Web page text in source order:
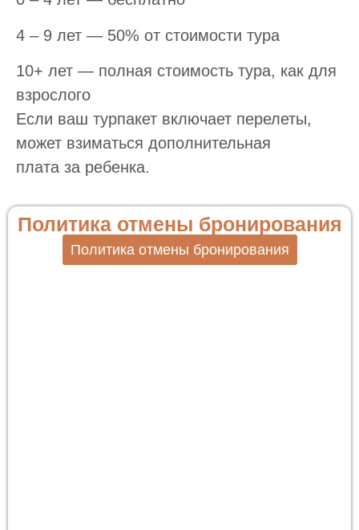
4 – 9 лет — 50% от стоимости тура
10+ лет — полная стоимость тура, как для
взрослого
Если ваш турпакет включает перелеты,
может взиматься дополнительная
плата за ребенка.
Политика отмены бронирования
Политика отмены бронирования